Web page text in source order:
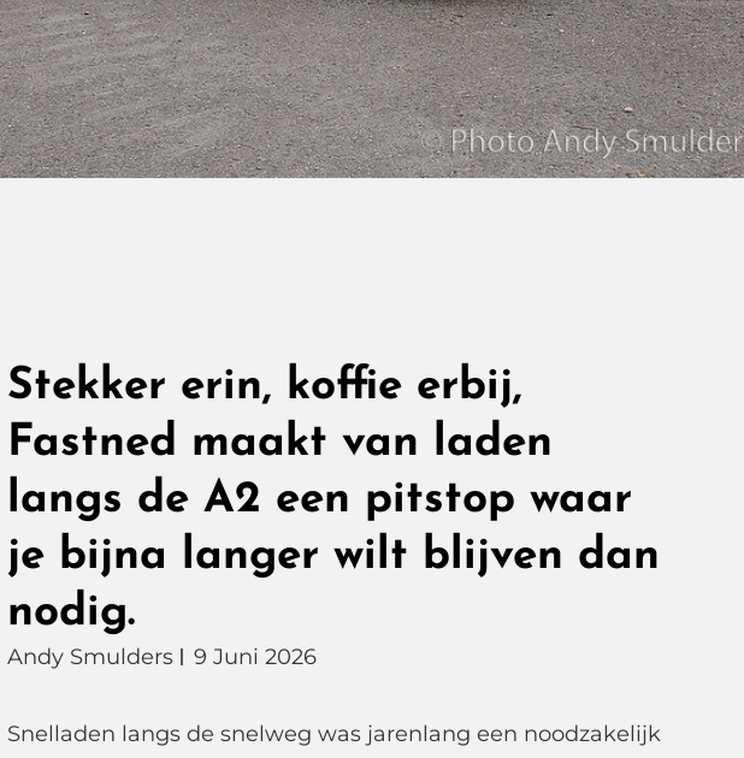
Stekker erin, koffie erbij,
Fastned maakt van laden
langs de A2 een pitstop waar
je bijna langer wilt blijven dan
nodig.
Andy Smulders 9 Juni 2026
Snelladen langs de snelweg was jarenlang een noodzakelijk